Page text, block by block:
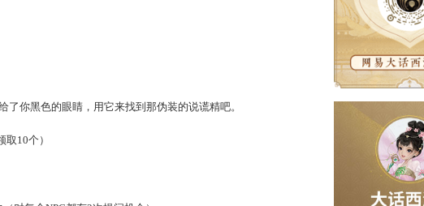
却一心想获得说谎精总结了几千年说谎经验撰写而成的《说谎经》。而